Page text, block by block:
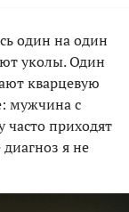
один на один
уколы. Один
кварцевую
мужчина с
приходят
я не